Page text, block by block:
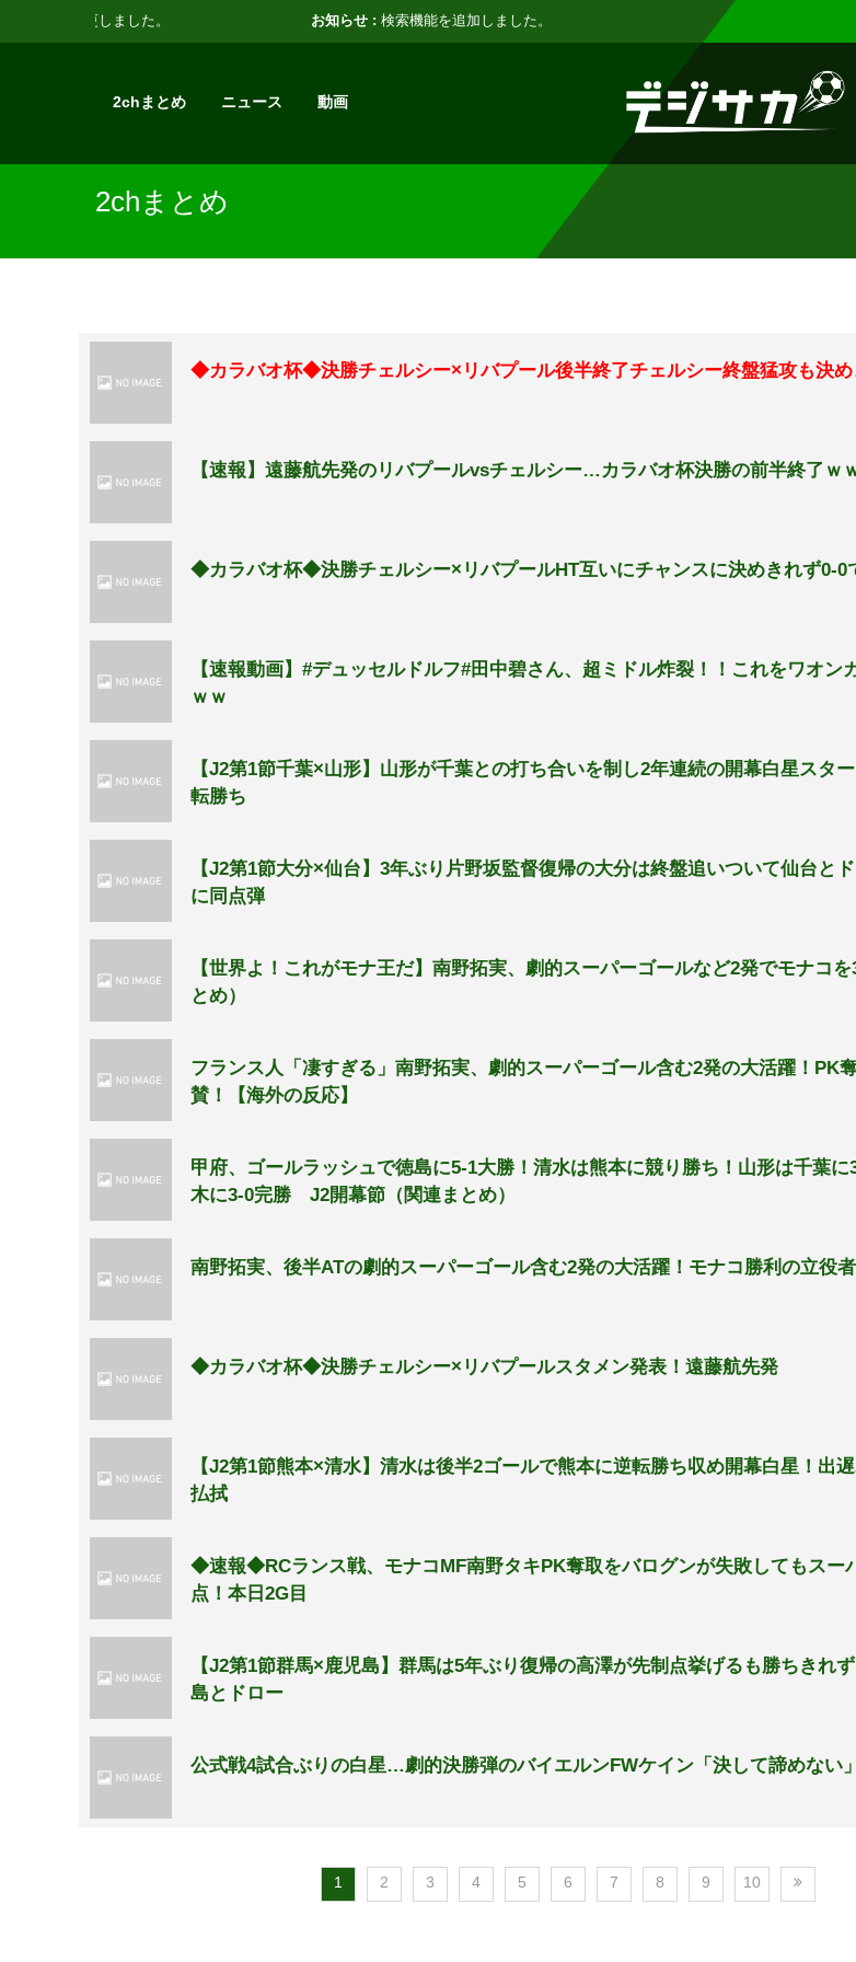
お知らせ : 検索機能を追加しました。 表示
2chまとめ ニュース 動画
2chまとめ
◆カラバオ杯◆決勝チェルシー×リバプール後半終了チェルシー終盤猛攻も決め
【速報】遠藤航先発のリバプールvsチェルシー…カラバオ杯決勝の前半終了ｗ
◆カラバオ杯◆決勝チェルシー×リバプールHT互いにチャンスに決めきれず0-0
【速報動画】#デュッセルドルフ#田中碧さん、超ミドル炸裂！！これをワオン
ｗｗ
【J2第1節千葉×山形】山形が千葉との打ち合いを制し2年連続の開幕白星スタ
転勝ち
【J2第1節大分×仙台】3年ぶり片野坂監督復帰の大分は終盤追いついて仙台
に同点弾
【世界よ！これがモナ王だ】南野拓実、劇的スーパーゴールなど2発でモナコ
とめ）
フランス人「凄すぎる」南野拓実、劇的スーパーゴール含む2発の大活躍！PK
賛！【海外の反応】
甲府、ゴールラッシュで徳島に5-1大勝！清水は熊本に競り勝ち！山形は千葉
木に3-0完勝 J2開幕節（関連まとめ）
南野拓実、後半ATの劇的スーパーゴール含む2発の大活躍！モナコ勝利の立役
◆カラバオ杯◆決勝チェルシー×リバプールスタメン発表！遠藤航先発
【J2第1節熊本×清水】清水は後半2ゴールで熊本に逆転勝ち収め開幕白星！出
払拭
◆速報◆RCランス戦、モナコMF南野タキPK奪取をバログンが失敗してもスー
点！本日2G目
【J2第1節群馬×鹿児島】群馬は5年ぶり復帰の高澤が先制点挙げるも勝ちき
島とドロー
公式戦4試合ぶりの白星…劇的決勝弾のバイエルンFWケイン「決して諦めない」
1 2 3 4 5 6 7 8 9 10